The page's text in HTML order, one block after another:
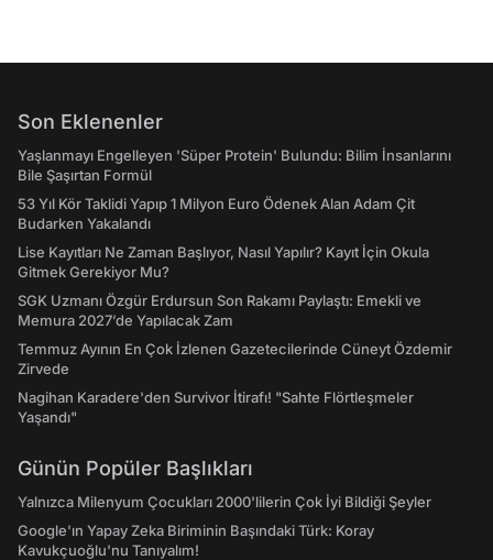
Son Eklenenler
Yaşlanmayı Engelleyen 'Süper Protein' Bulundu: Bilim İnsanlarını
Bile Şaşırtan Formül
53 Yıl Kör Taklidi Yapıp 1 Milyon Euro Ödenek Alan Adam Çit
Budarken Yakalandı
Lise Kayıtları Ne Zaman Başlıyor, Nasıl Yapılır? Kayıt İçin Okula
Gitmek Gerekiyor Mu?
SGK Uzmanı Özgür Erdursun Son Rakamı Paylaştı: Emekli ve
Memura 2027’de Yapılacak Zam
Temmuz Ayının En Çok İzlenen Gazetecilerinde Cüneyt Özdemir
Zirvede
Nagihan Karadere'den Survivor İtirafı! "Sahte Flörtleşmeler
Yaşandı"
Günün Popüler Başlıkları
Yalnızca Milenyum Çocukları 2000'lilerin Çok İyi Bildiği Şeyler
Google'ın Yapay Zeka Biriminin Başındaki Türk: Koray
Kavukçuoğlu'nu Tanıyalım!